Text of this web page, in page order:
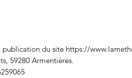
publication du site https://
59280 Armentières.